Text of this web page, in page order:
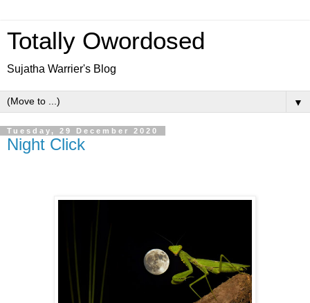
Totally Owordosed
Sujatha Warrier's Blog
▼
Tuesday, 29 December 2020
Night Click